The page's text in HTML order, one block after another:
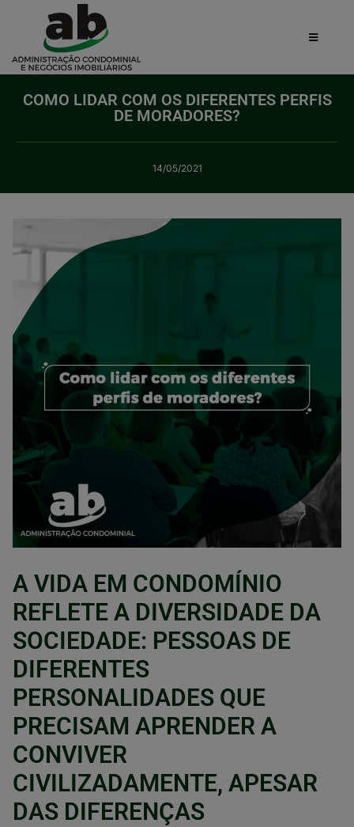
COMO LIDAR COM OS DIFERENTES PERFIS
DE MORADORES?
14/05/2021
A VIDA EM CONDOMÍNIO
REFLETE A DIVERSIDADE DA
SOCIEDADE: PESSOAS DE
DIFERENTES
PERSONALIDADES QUE
PRECISAM APRENDER A
CONVIVER
CIVILIZADAMENTE, APESAR
DAS DIFERENÇAS